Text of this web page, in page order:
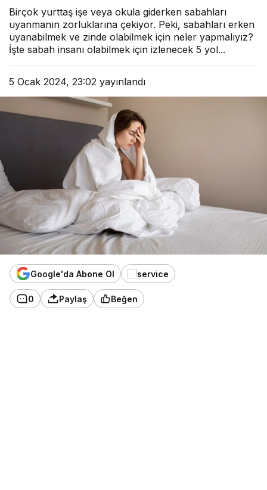
Birçok yurttaş işe veya okula giderken sabahları
uyanmanın zorluklarına çekiyor. Peki, sabahları erken
uyanabilmek ve zinde olabilmek için neler yapmalıyız?
İşte sabah insanı olabilmek için izlenecek 5 yol...
5 Ocak 2024, 23:02 yayınlandı
Google'da Abone Ol
0 Paylaş Beğen